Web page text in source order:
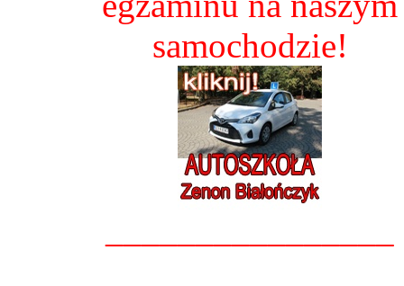
samochodzie!